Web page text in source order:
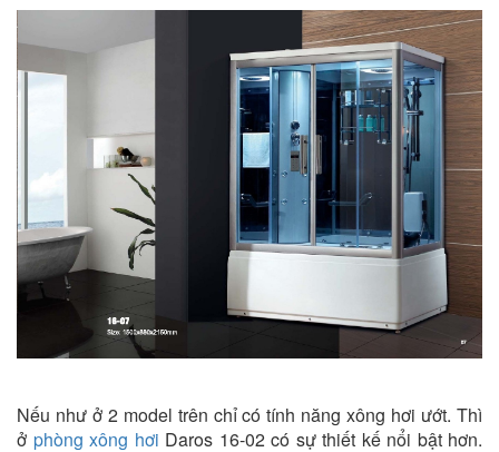
Nếu như ở 2 model trên chỉ có tính năng xông hơi ướt. Thì
ở phòng xông hơi Daros 16-02 có sự thiết kế nổi bật hơn.